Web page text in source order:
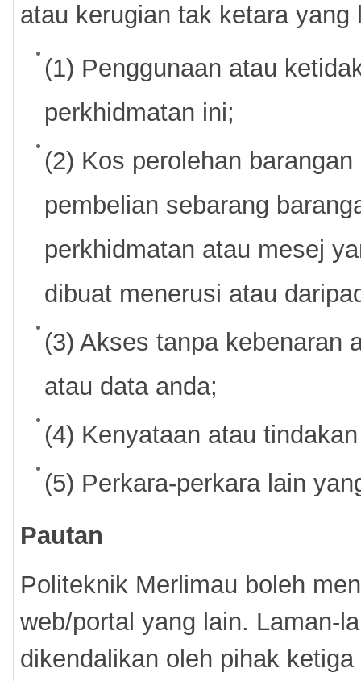
atau kerugian tak ketara yang
(1) Penggunaan atau
perkhidmatan ini;
(2) Kos perolehan
pembelian sebarang
perkhidmatan atau mesej
dibuat menerusi atau
(3) Akses tanpa kebenaran
atau data anda;
(4) Kenyataan atau
(5) Perkara-perkara lain
Pautan
Politeknik Merlimau boleh
web/portal yang lain. Laman-
dikendalikan oleh pihak